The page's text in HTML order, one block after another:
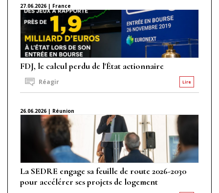
27.06.2026 | France
FDJ, le calcul perdu de l'État actionnaire
Lire
Réagir
26.06.2026 | Réunion
La SEDRE engage sa feuille de route 2026-2030
pour accélérer ses projets de logement